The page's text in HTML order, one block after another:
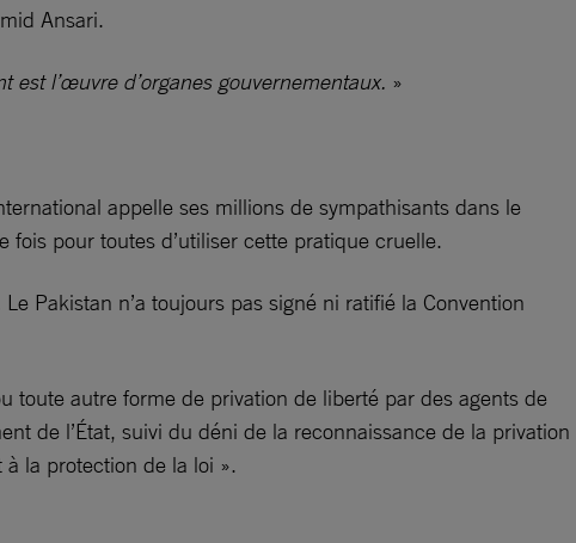
Ansari.
est l’œuvre d’organes gouvernementaux. »
appelle ses millions de sympathisants dans le
pour toutes d’utiliser cette pratique cruelle.
Pakistan n’a toujours pas signé ni ratifié la Convention
toute autre forme de privation de liberté par des agents de
de l’État, suivi du déni de la reconnaissance de la privation
la protection de la loi ».